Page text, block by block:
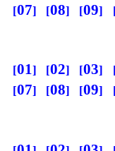
07
08 09
01 02 03
07
08 09